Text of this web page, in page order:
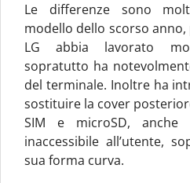
Le differenze sono
modello dello scorso
LG abbia lavorato
sopratutto ha
del terminale. Inoltre ha
sostituire la cover
SIM e microSD,
inaccessibile all’utente,
sua forma curva.